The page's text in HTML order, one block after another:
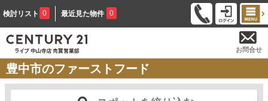
検討リスト 0 最近見た物件 0
お問合せ
豊中市のファーストフード